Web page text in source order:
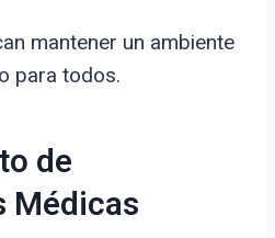
mantener un ambiente
para todos.
de
Médicas